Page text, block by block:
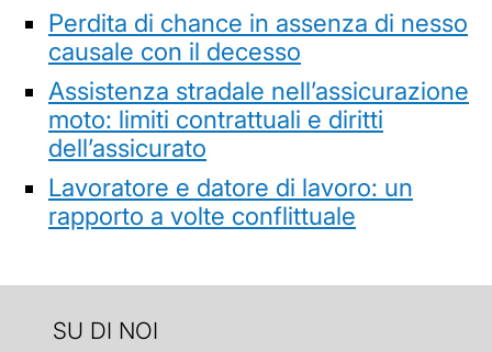
Perdita di chance in assenza di nesso
causale con il decesso
Assistenza stradale nell’assicurazione
moto: limiti contrattuali e diritti
dell’assicurato
Lavoratore e datore di lavoro: un
rapporto a volte conflittuale
SU DI NOI